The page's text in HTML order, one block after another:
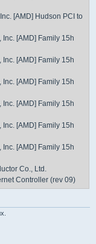
[AMD] Hudson PCI to
[AMD] Family 15h
[AMD] Family 15h
[AMD] Family 15h
[AMD] Family 15h
[AMD] Family 15h
[AMD] Family 15h
Co., Ltd.
Controller (rev 09)